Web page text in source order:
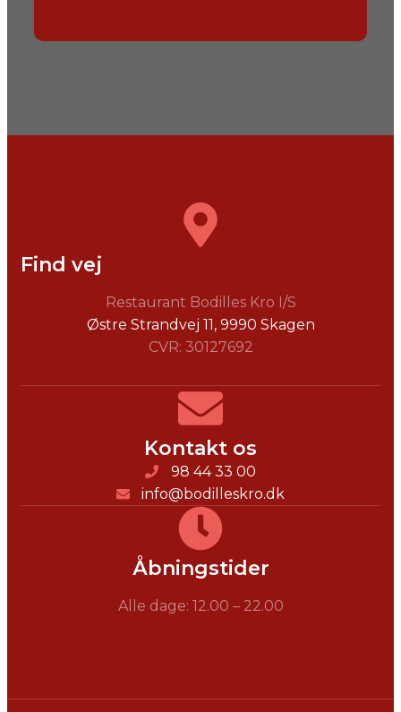
Find vej
Restaurant Bodilles Kro I/S
Østre Strandvej 11, ​9990 Skagen
CVR: 30127692
Kontakt os
98 44 33 00
info@bodilleskro.dk
Åbningstider
Alle dage: 12.00 – 22.00